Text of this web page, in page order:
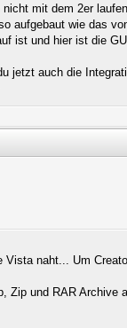
mit dem 2er
aufgebaut wie das
ist und hier ist die
jetzt auch die
naht... Um
und RAR